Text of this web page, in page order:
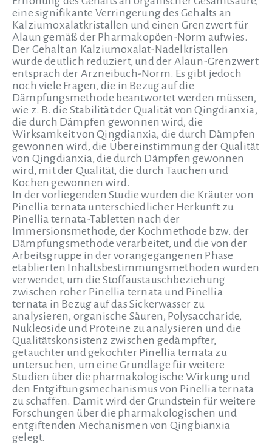
eine signifikante Verringerung des Gehalts an
Kalziumoxalatkristallen und einen Grenzwert für
Alaun gemäß der Pharmakopöen-Norm aufwies.
Der Gehalt an Kalziumoxalat-Nadelkristallen
wurde deutlich reduziert, und der Alaun-Grenzwert
entsprach der Arzneibuch-Norm. Es gibt jedoch
noch viele Fragen, die in Bezug auf die
Dämpfungsmethode beantwortet werden müssen,
wie z. B. die Stabilität der Qualität von Qingdianxia,
die durch Dämpfen gewonnen wird, die
Wirksamkeit von Qingdianxia, die durch Dämpfen
gewonnen wird, die Übereinstimmung der Qualität
von Qingdianxia, die durch Dämpfen gewonnen
wird, mit der Qualität, die durch Tauchen und
Kochen gewonnen wird.
In der vorliegenden Studie wurden die Kräuter von
Pinellia ternata unterschiedlicher Herkunft zu
Pinellia ternata-Tabletten nach der
Immersionsmethode, der Kochmethode bzw. der
Dämpfungsmethode verarbeitet, und die von der
Arbeitsgruppe in der vorangegangenen Phase
etablierten Inhaltsbestimmungsmethoden wurden
verwendet, um die Stoffaustauschbeziehung
zwischen roher Pinellia ternata und Pinellia
ternata in Bezug auf das Sickerwasser zu
analysieren, organische Säuren, Polysaccharide,
Nukleoside und Proteine zu analysieren und die
Qualitätskonsistenz zwischen gedämpfter,
getauchter und gekochter Pinellia ternata zu
untersuchen, um eine Grundlage für weitere
Studien über die pharmakologische Wirkung und
den Entgiftungsmechanismus von Pinellia ternata
zu schaffen. Damit wird der Grundstein für weitere
Forschungen über die pharmakologischen und
entgiftenden Mechanismen von Qingbianxia
gelegt.